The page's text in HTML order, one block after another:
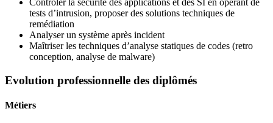
tests d’intrusion, proposer des solutions techniques de
remédiation
Analyser un système après incident
Maîtriser les techniques d’analyse statiques de codes (retro
conception, analyse de malware)
Evolution professionnelle des diplômés
Métiers